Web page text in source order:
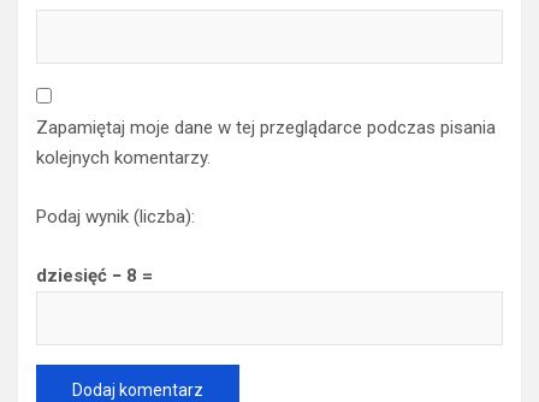
Zapamiętaj moje dane w tej przeglądarce podczas pisania
kolejnych komentarzy.
Podaj wynik (liczba):
dziesięć − 8 =